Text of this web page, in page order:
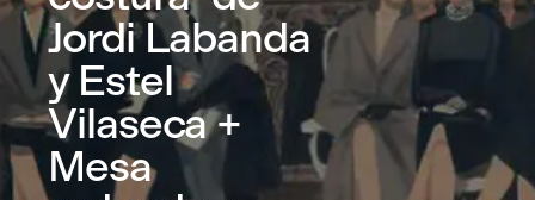
Jordi Labanda
y Estel
Vilaseca +
Mesa